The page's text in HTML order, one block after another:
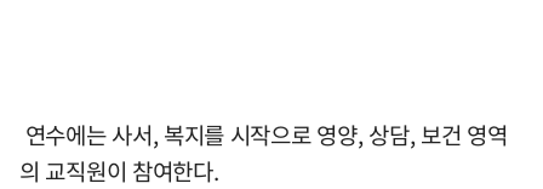
연수에는 사서, 복지를 시작으로 영양, 상담, 보건 영역
의 교직원이 참여한다.